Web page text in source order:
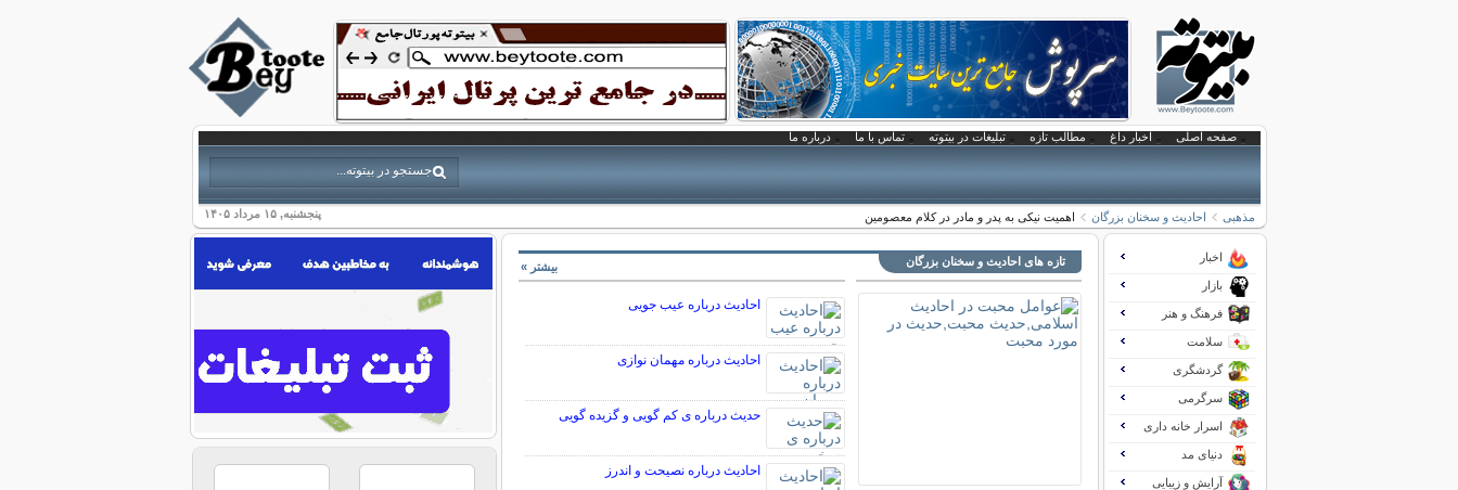
صفحه اصلی اخبار داغ مطالب تازه تبلیغات در بیتوته تماس با ما درباره ما
پنجشنبه, ۱۵ مرداد ۱۴۰۵ مذهبی احادیث و سخنان بزرگان اهمیت نیکی به پدر و مادر در کلام معصومین
تازه های احادیث و سخنان بزرگان
احادیث درباره عیب جویی
احادیث درباره مهمان نوازی
حدیث درباره ی کم گویی و گزیده گویی
احادیث درباره نصیحت و اندرز
بیشتر »
اخبار
بازار
فرهنگ و هنر
سلامت
گردشگری
سرگرمی
اسرار خانه داری
دنیای مد
آرایش و زیبایی